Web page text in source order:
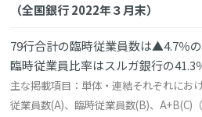
（全国銀行 2022年３月末）
79行合計の臨時従業員数は▲4.7％
臨時従業員比率はスルガ銀行の41.3
主な掲載項目：単体・連結それぞれにお
従業員数(A)、臨時従業員数(B)、A+B(C)